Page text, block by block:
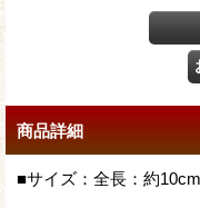
商品詳細
■サイズ：全長：約